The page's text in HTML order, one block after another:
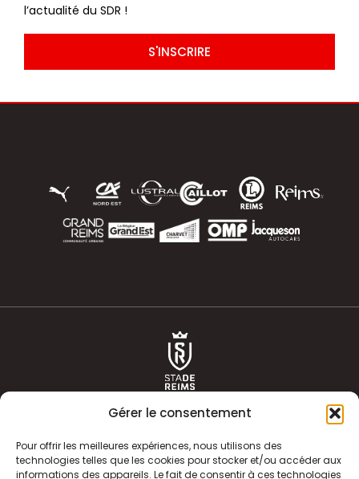
Gérer le consentement
Pour offrir les meilleures expériences, nous utilisons des
technologies telles que les cookies pour stocker et/ou accéder aux
informations des appareils. Le fait de consentir à ces technologies
l’actualité du SDR !
S'INSCRIRE